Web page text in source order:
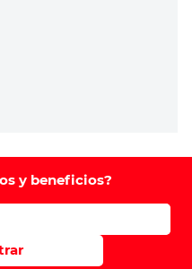
y beneficios?